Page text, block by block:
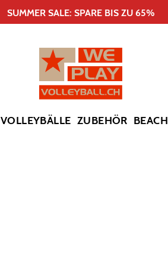
SUMMER SALE: SPARE BIS ZU 65%
VOLLEYBÄLLE ZUBEHÖR BEACH